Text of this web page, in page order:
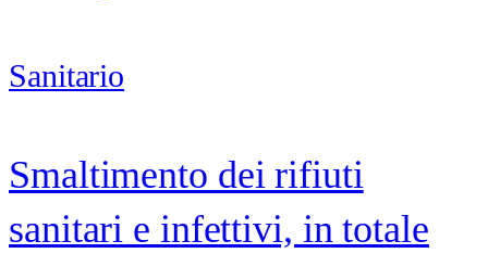
Sanitario
Smaltimento dei rifiuti
sanitari e infettivi, in totale